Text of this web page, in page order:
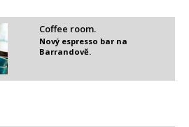
Coffee room.
Nový espresso bar na
Barrandově.